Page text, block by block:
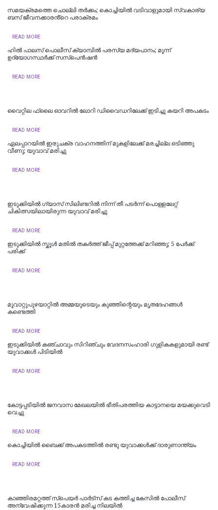
സമയക്രമത്തെ ചൊല്ലി തര്‍ക്കം; കൊച്ചിയില്‍ വടിവാളുമായി സ്വകാര്യ
ബസ് ജീവനക്കാരൻ്റെ പരാക്രമം
READ MORE
ഹില്‍ പാലസ് പൊലീസ് ക്യാമ്പില്‍ പരസ്യ മദ്യപാനം; മൂന്ന്
ഉദ്യോഗസ്ഥർക്ക് സസ്പെൻഷൻ
READ MORE
വൈറ്റില ഫ്ലൈ ഓവറിൽ ലോറി ഡിവൈഡറിലേക്ക് ഇടിച്ചു കയറി അപകടം
READ MORE
ഏലപ്പാറയില്‍ ഇരുചക്ര വാഹനത്തിന് മുകളിലേക്ക് മരച്ചില്ല ഒടിഞ്ഞു
വീണു; യുവാവ് മരിച്ചു
READ MORE
ഇടുക്കിയില്‍ ഗ്യാസ് സിലിണ്ടറില്‍ നിന്ന് തീ പടര്‍ന്ന് പൊള്ളലേറ്റ്
ചികിത്സയിലായിരുന്ന യുവാവ് മരിച്ചു
READ MORE
ഇടുക്കിയിൽ സ്കൂൾ മതിൽ തകർത്ത് ജീപ്പ് മുറ്റത്തേക്ക് മറിഞ്ഞു; 5 പേർക്ക്
പരിക്ക്
READ MORE
മൂവാറ്റുപുഴയാറ്റിൽ അമ്മയുടെയും കുഞ്ഞിന്റെയും മൃതദേഹങ്ങൾ
കണ്ടെത്തി
READ MORE
ഇടുക്കിയില്‍ കഞ്ചാവും സിറിഞ്ചും വേദനസംഹാരി ഗുളികകളുമായി രണ്ട്
യുവാക്കള്‍ പിടിയില്‍
READ MORE
കോട്ടപ്പടിയിൽ ജനവാസ മേഖലയിൽ ഭീതിപരത്തിയ കാട്ടാനയെ മയക്കുവെടി
വെച്ചു
READ MORE
കൊ​ച്ചി​യി​ൽ ബൈക്ക് അപകടത്തിൽ രണ്ടു യുവാക്കൾക്ക് ദാരുണാന്ത്യം
READ MORE
കാഞ്ഞിരമറ്റത്ത് സ്പെയർ പാർട്സ് കട കത്തിച്ച കേസിൽ പോലീസ്
അ‌ന്വേഷിക്കുന്ന 15കാരൻ മരിച്ച നിലയിൽ